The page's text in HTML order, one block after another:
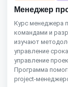
Менеджер
Курс менеджера
командами и
изучают
управление
управление
Программа